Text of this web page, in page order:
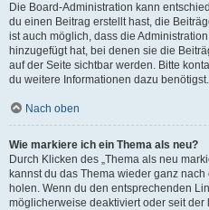
Die Board-Administration kann
du einen Beitrag erstellt hast, die
ist auch möglich, dass die
hinzugefügt hat, bei denen sie die
auf der Seite sichtbar werden. Bitte
du weitere Informationen dazu benötigst.
Nach oben
Wie markiere ich ein Thema als neu?
Durch Klicken des „Thema als neu
kannst du das Thema wieder ganz
holen. Wenn du den entsprechenden
möglicherweise deaktiviert oder seit